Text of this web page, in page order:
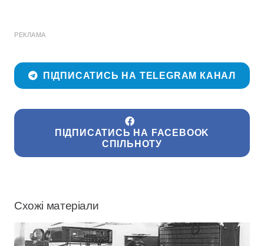
РЕКЛАМА
ПІДПИСАТИСЬ НА TELEGRAM КАНАЛ
ПІДПИСАТИСЬ НА FACEBOOK
СПІЛЬНОТУ
Схожі матеріали